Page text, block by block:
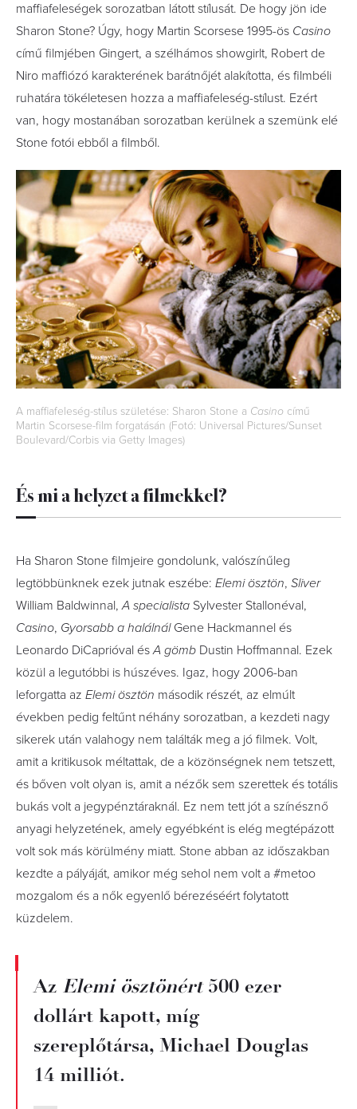
maffiafeleségek sorozatban látott stílusát. De hogy jön ide
Sharon Stone? Úgy, hogy Martin Scorsese 1995-ös Casino
című filmjében Gingert, a szélhámos showgirlt, Robert de
Niro maffiózó karakterének barátnőjét alakította, és filmbéli
ruhatára tökéletesen hozza a maffiafeleség-stílust. Ezért
van, hogy mostanában sorozatban kerülnek a szemünk elé
Stone fotói ebből a filmből.
A maffiafeleség-stílus születése: Sharon Stone a Casino című
Martin Scorsese-film forgatásán (Fotó: Universal Pictures/Sunset
Boulevard/Corbis via Getty Images)
És mi a helyzet a filmekkel?
Ha Sharon Stone filmjeire gondolunk, valószínűleg
legtöbbünknek ezek jutnak eszébe: Elemi ösztön, Sliver
William Baldwinnal,A specialista Sylvester Stallonéval,
Casino, Gyorsabb a halálnálGene Hackmannel és
Leonardo DiCaprióval ésA gömb Dustin Hoffmannal. Ezek
közül a legutóbbi is húszéves. Igaz, hogy 2006-ban
leforgatta az Elemi ösztön második részét, az elmúlt
években pedig feltűnt néhány sorozatban, a kezdeti nagy
sikerek után valahogy nem találták meg a jó filmek. Volt,
amit a kritikusok méltattak, de a közönségnek nem tetszett,
és bőven volt olyan is, amit a nézők sem szerettek és totális
bukás volt a jegypénztáraknál. Ez nem tett jót a színésznő
anyagi helyzetének, amely egyébként is elég megtépázott
volt sok más körülmény miatt. Stone abban az időszakban
kezdte a pályáját, amikor még sehol nem volt a #metoo
mozgalom és a nők egyenlő bérezéséért folytatott
küzdelem.
Az Elemi ösztönért500 ezer
dollárt kapott, míg
szereplőtársa, Michael Douglas
14 milliót.